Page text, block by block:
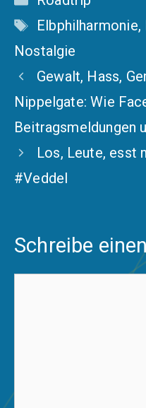
Schlagwörter
Elbphilharmonie,
Nostalgie
Gewalt, Hass,
Nippelgate: Wie
Beitragsmeldungen
Los, Leute, esst
#Veddel
Schreibe